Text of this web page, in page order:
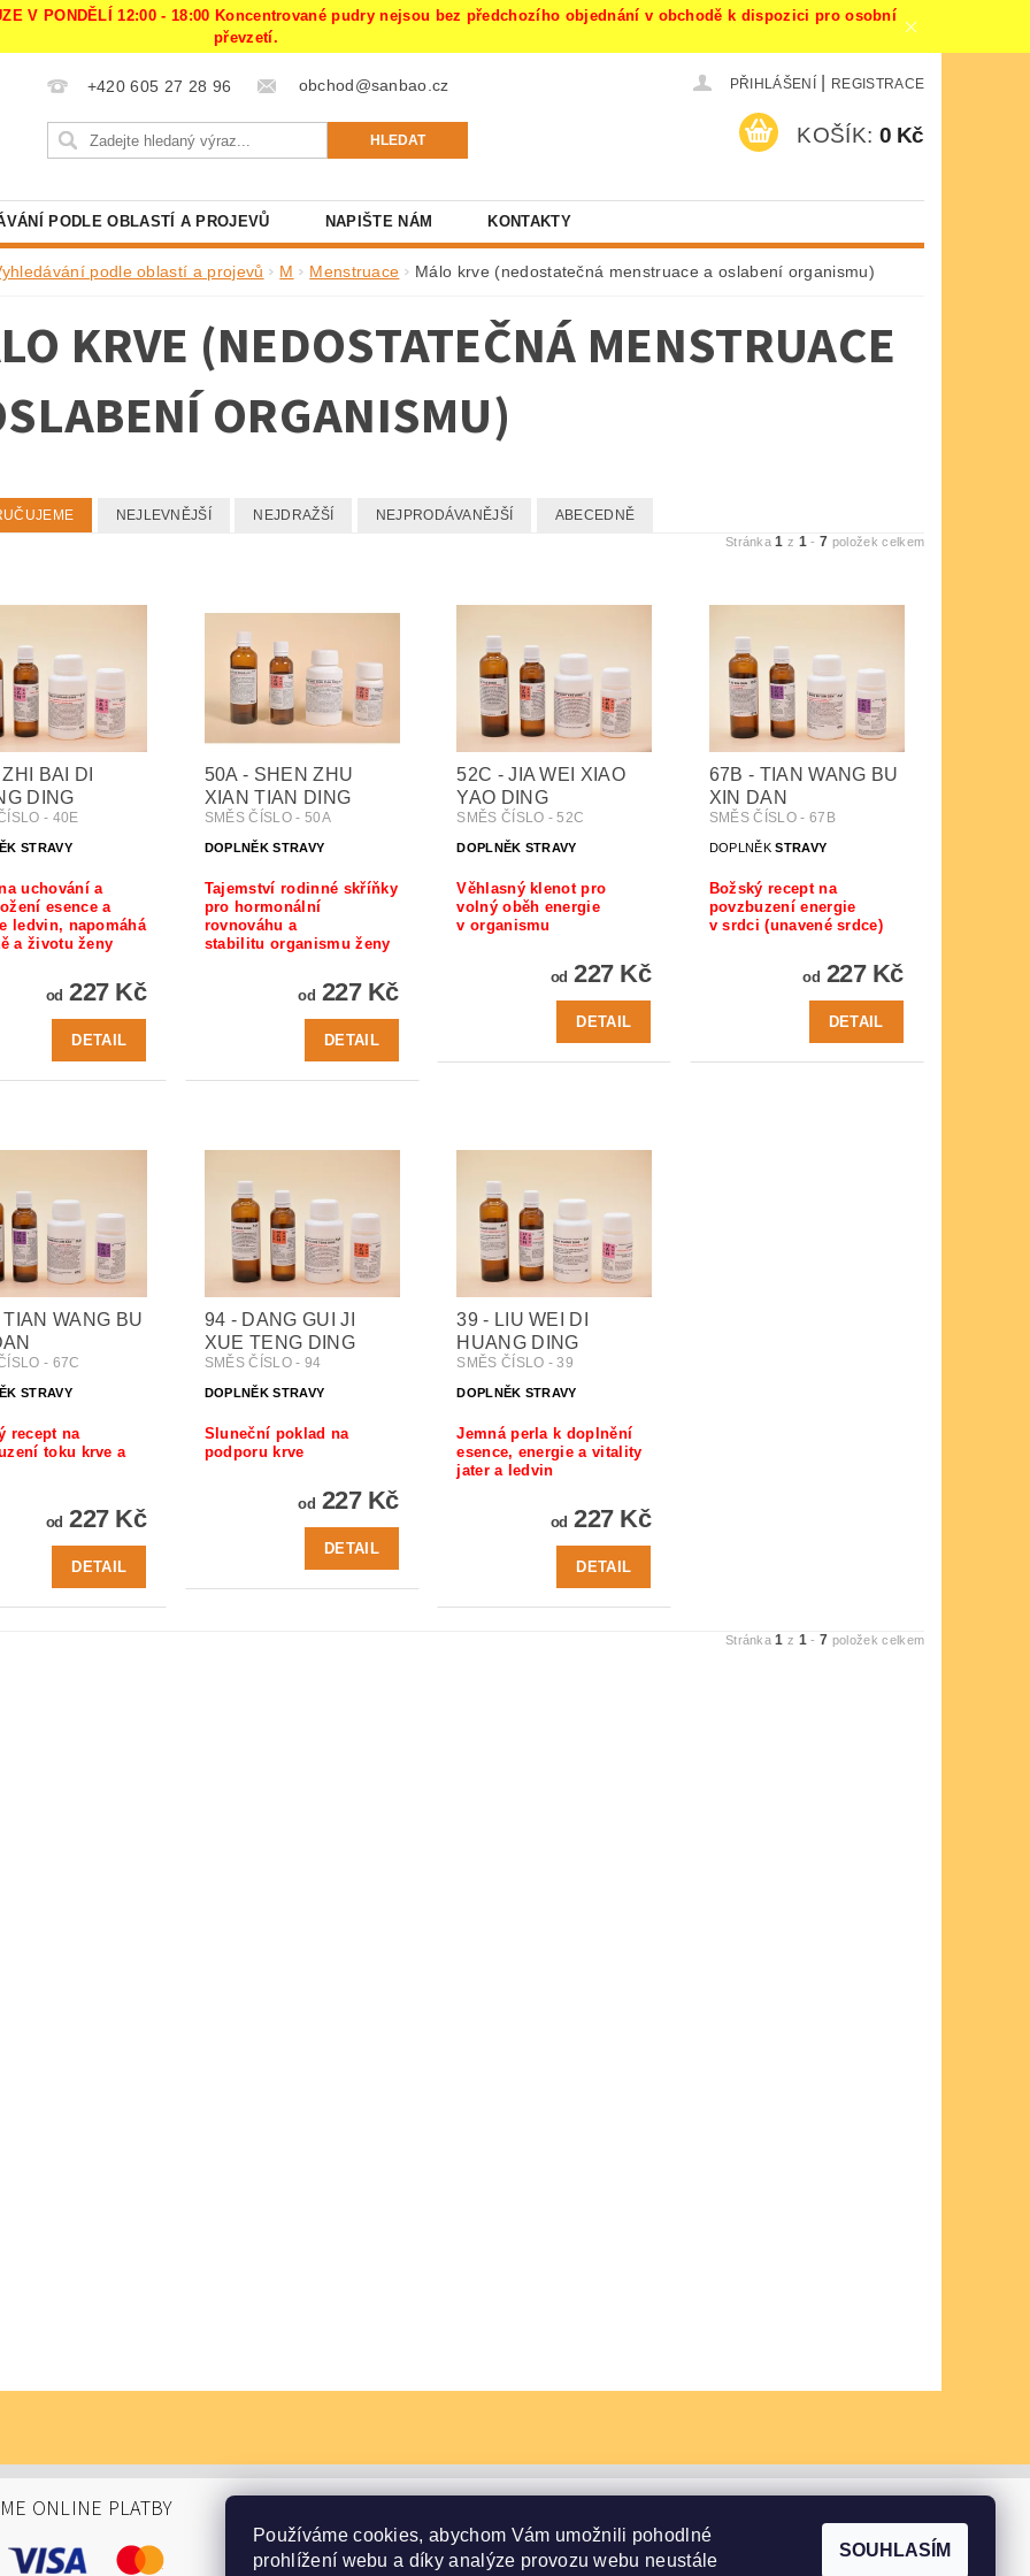
V PONDĚLÍ 12:00 - 18:00 Koncentrované pudry nejsou bez předchozího objednání v obchodě k dispozici pro osobní
převzetí.
+420 605 27 28 96 obchod@sanbao.cz PŘIHLÁŠENÍ REGISTRACE
KOŠÍK: 0 Kč
PODLE OBLASTÍ A PROJEVŮ NAPIŠTE NÁM KONTAKTY
podle oblastí a projevů M Menstruace Málo krve (nedostatečná menstruace a oslabení organismu)
KRVE (NEDOSTATEČNÁ MENSTRUACE
ORGANISMU)
NEJLEVNĚJŠÍ NEJDRAŽŠÍ NEJPRODÁVANĚJŠÍ ABECEDNĚ
Stránka1 z 1 -7 položek celkem
BAI DI
DING
- 40E
STRAVY
uchování a
esence a
ledvin, napomáhá
a životu ženy
od 227 Kč
DETAIL
50A - SHEN ZHU
XIAN TIAN DING
SMĚS ČÍSLO - 50A
DOPLNĚK STRAVY
Tajemství rodinné skříňky
pro hormonální
rovnováhu a
stabilitu organismu ženy
od 227 Kč
DETAIL
52C - JIA WEI XIAO
YAO DING
SMĚS ČÍSLO - 52C
DOPLNĚK STRAVY
Věhlasný klenot pro
volný oběh energie
v organismu
od 227 Kč
DETAIL
67B - TIAN WANG BU
XIN DAN
SMĚS ČÍSLO - 67B
DOPLNĚKSTRAVY
Božský recept na
povzbuzení energie
v srdci (unavené srdce)
od 227 Kč
DETAIL
WANG BU
- 67C
STRAVY
recept na
toku krve a
od 227 Kč
DETAIL
94 - DANG GUI JI
XUE TENG DING
SMĚS ČÍSLO - 94
DOPLNĚK STRAVY
Sluneční poklad na
podporu krve
od 227 Kč
DETAIL
39 - LIU WEI DI
HUANG DING
SMĚS ČÍSLO - 39
DOPLNĚK STRAVY
Jemná perla k doplnění
esence, energie a vitality
jater a ledvin
od 227 Kč
DETAIL
Stránka1 z 1 -7 položek celkem
ONLINE PLATBY
Používáme cookies, abychom Vám umožnili pohodlné
prohlížení webu a díky analýze provozu webu neustále
SOUHLASÍM